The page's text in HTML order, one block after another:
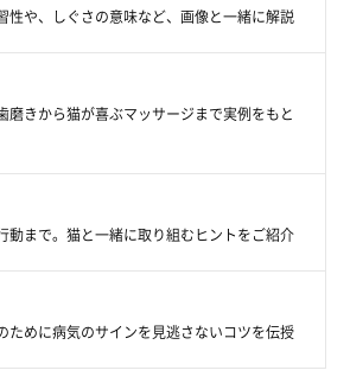
性や、しぐさの意味など、画像と一緒に解説
磨きから猫が喜ぶマッサージまで実例をもと
動まで。猫と一緒に取り組むヒントをご紹介
ために病気のサインを見逃さないコツを伝授